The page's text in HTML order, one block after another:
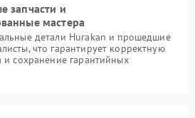
запчасти и
мастера
детали Hurakan и прошедшие
что гарантирует корректную
и сохранение гарантийных